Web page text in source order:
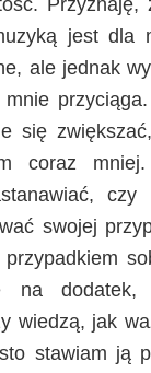
Przyznaję,
jest dla
ale jednak
mnie
się
coraz
czy
swojej
na
wiedzą, jak
stawiam ją